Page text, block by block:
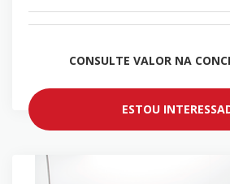
CONSULTE VALOR NA
ESTOU